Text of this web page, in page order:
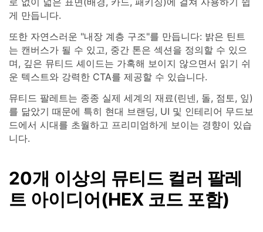
게 만듭니다.
또한 자연스러운 "내장 계층 구조"를 만듭니다: 밝은 틴트
는 캔버스가 될 수 있고, 중간 톤은 섹션을 정의할 수 있으
며, 깊은 뮤티드 셰이드는 가혹해 보이지 않으면서 읽기 쉬
운 텍스트와 강력한 CTA를 제공할 수 있습니다.
뮤티드 팔레트는 종종 실제 세계의 재료(린넨, 돌, 점토, 잎)
를 닮았기 때문에 특히 현대 브랜딩, UI 및 인테리어 무드보
드에서 시대를 초월하고 프리미엄하게 보이는 경향이 있습
니다.
20개 이상의 뮤티드 컬러 팔레
트 아이디어(HEX 코드 포함)